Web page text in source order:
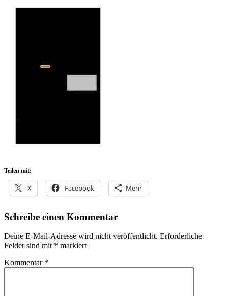
Teilen mit:
X Facebook Mehr
Schreibe einen Kommentar
Deine E-Mail-Adresse wird nicht veröffentlicht. Erforderliche
Felder sind mit * markiert
Kommentar *